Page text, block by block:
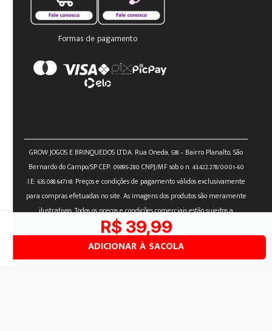
R$ 39,99
ADICIONAR À SACOLA
Formas de pagamento
GROW JOGOS E BRINQUEDOS LTDA. Rua Oneda, 538 – Bairro Planalto, São
Bernardo do Campo/SP CEP: 09895-280 CNPJ/MF sob o n. 43.422.278/0001-60
I.E: 635.088.647.118. Preços e condições de pagamento válidos exclusivamente
para compras efetuadas no site. As imagens dos produtos são meramente
ilustrativas. Todos os preços e condições comerciais estão sujeitos a
alteração sem aviso prévio. ®Grow - Todos os direitos reservados.
Siga-nos nas redes sociais